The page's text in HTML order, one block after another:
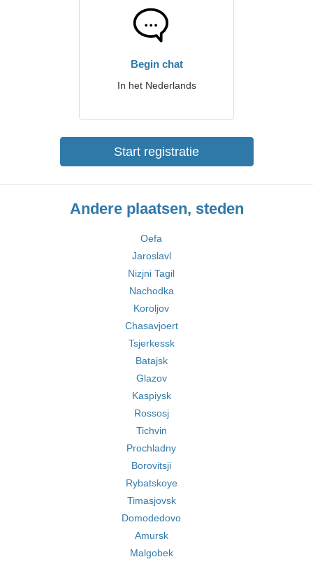
Begin chat
In het Nederlands
Start registratie
Andere plaatsen, steden
Oefa
Jaroslavl
Nizjni Tagil
Nachodka
Koroljov
Chasavjoert
Tsjerkessk
Batajsk
Glazov
Kaspiysk
Rossosj
Tichvin
Prochladny
Borovitsji
Rybatskoye
Timasjovsk
Domodedovo
Amursk
Malgobek